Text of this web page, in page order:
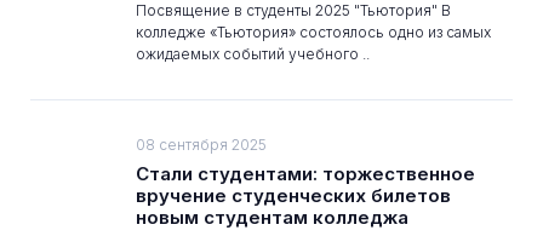
Посвящение в студенты 2025 "Тьютория" В
колледже «Тьютория» состоялось одно из самых
ожидаемых событий учебного ..
08 сентября 2025
Стали студентами: торжественное
вручение студенческих билетов
новым студентам колледжа